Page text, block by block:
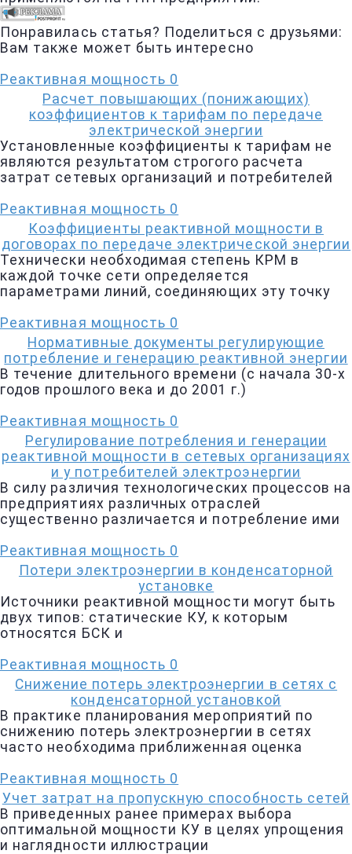
Понравилась статья? Поделиться с друзьями:
Вам также может быть интересно
Реактивная мощность 0
Расчет повышающих (понижающих)
коэффициентов к тарифам по передаче
электрической энергии
Установленные коэффициенты к тарифам не
являются результатом строгого расчета
затрат сетевых организаций и потребителей
Реактивная мощность 0
Коэффициенты реактивной мощности в
договорах по передаче электрической энергии
Технически необходимая степень КРМ в
каждой точке сети определяется
параметрами линий, соединяющих эту точку
Реактивная мощность 0
Нормативные документы регулирующие
потребление и генерацию реактивной энергии
В течение длительного времени (с начала 30-х
годов прошлого века и до 2001 г.)
Реактивная мощность 0
Регулирование потребления и генерации
реактивной мощности в сетевых организациях
и у потребителей электроэнергии
В силу различия технологических процессов на
предприятиях различных отраслей
существенно различается и потребление ими
Реактивная мощность 0
Потери электроэнергии в конденсаторной
установке
Источники реактивной мощности могут быть
двух типов: статические КУ, к которым
относятся БСК и
Реактивная мощность 0
Снижение потерь электроэнергии в сетях с
конденсаторной установкой
В практике планирования мероприятий по
снижению потерь электроэнергии в сетях
часто необходима приближенная оценка
Реактивная мощность 0
Учет затрат на пропускную способность сетей
В приведенных ранее примерах выбора
оптимальной мощности КУ в целях упрощения
и наглядности иллюстрации